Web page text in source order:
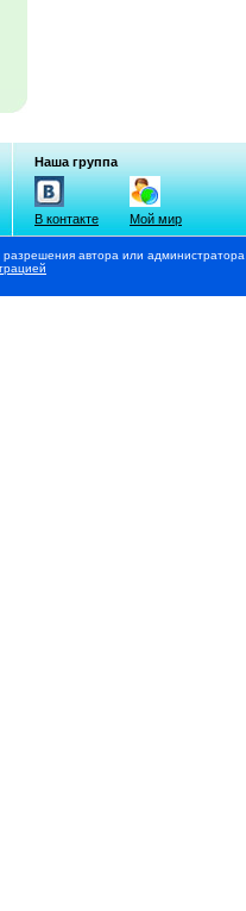
Наша группа
В контакте Мой мир
автора или